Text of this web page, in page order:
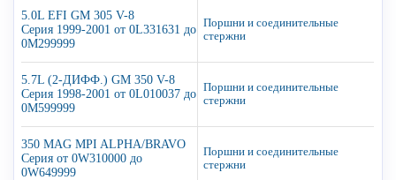
5.0L EFI GM 305 V-8
Серия 1999-2001 от 0L331631 до
0M299999
Поршни и соединительные
стержни
5.7L (2-ДИФФ.) GM 350 V-8
Серия 1998-2001 от 0L010037 до
0M599999
Поршни и соединительные
стержни
350 MAG MPI ALPHA/BRAVO
Серия от 0W310000 до
0W649999
Поршни и соединительные
стержни